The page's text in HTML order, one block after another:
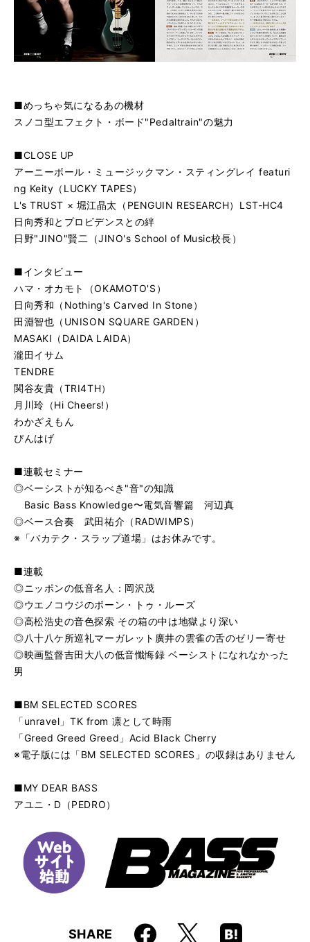
■めっちゃ気になるあの機材
スノコ型エフェクト・ボード"Pedaltrain"の魅力
■CLOSE UP
アーニーボール・ミュージックマン・スティングレイ featuri
ng Keity（LUCKY TAPES）
L's TRUST × 堀江晶太（PENGUIN RESEARCH）LST-HC4
日向秀和とプロビデンスとの絆
日野"JINO"賢二（JINO's School of Music校長）
■インタビュー
ハマ・オカモト（OKAMOTO'S）
日向秀和（Nothing's Carved In Stone）
田淵智也（UNISON SQUARE GARDEN）
MASAKI（DAIDA LAIDA）
瀧田イサム
TENDRE
関谷友貴（TRI4TH）
月川玲（Hi Cheers!）
わかざえもん
ぴんはげ
■連載セミナー
◎ベーシストが知るべき"音"の知識
Basic Bass Knowledge〜電気音響篇 河辺真
◎ベース合奏 武田祐介（RADWIMPS）
※「バカテク・スラップ道場」はお休みです。
■連載
◎ニッポンの低音名人：岡沢茂
◎ウエノコウジのボーン・トゥ・ルーズ
◎高松浩史の音色探索 その箱の中は地獄より深い
◎八十八ケ所巡礼マーガレット廣井の雲雀の舌のゼリー寄せ
◎映画監督吉田大八の低音懺悔録 ベーシストになれなかった
男
■BM SELECTED SCORES
「unravel」TK from 凛として時雨
「Greed Greed Greed」Acid Black Cherry
※電子版には「BM SELECTED SCORES」の収録はありません
■MY DEAR BASS
アユニ・D（PEDRO）
SHARE FacebooX
Hatena